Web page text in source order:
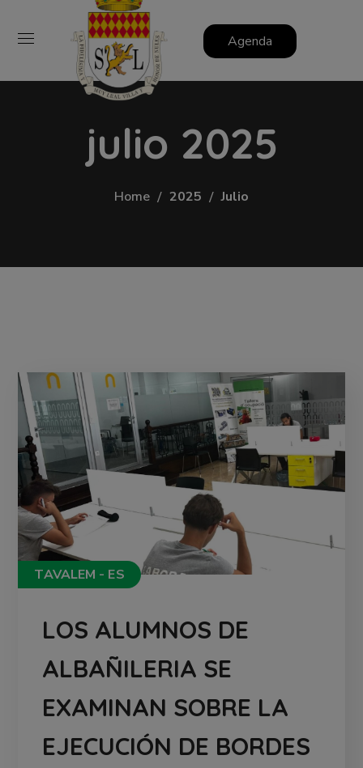
Agenda
julio 2025
Home 2025 Julio
TAVALEM - ES
LOS ALUMNOS DE
ALBAÑILERIA SE
EXAMINAN SOBRE LA
EJECUCIÓN DE BORDES